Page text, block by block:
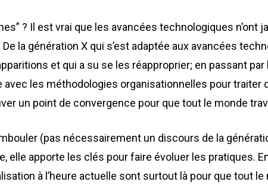
? Il est vrai que les avancées technologiques n’ont
la génération X qui s’est adaptée aux avancées
et qui a su se les réapproprier; en passant
les méthodologies organisationnelles pour traiter
un point de convergence pour que tout le monde
(pas nécessairement un discours de la
elle apporte les clés pour faire évoluer les pratiques.
à l’heure actuelle sont surtout là pour que tout le